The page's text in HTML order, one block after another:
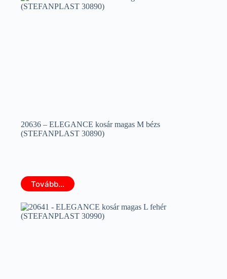
20636 – ELEGANCE kosár magas M bézs
(STEFANPLAST 30890)
Tovább...